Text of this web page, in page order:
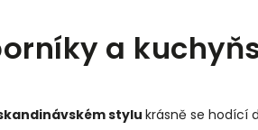
Úložné prostory
skladem
Doplňky a
dekorace skladem
a
stylu krásně se hodící